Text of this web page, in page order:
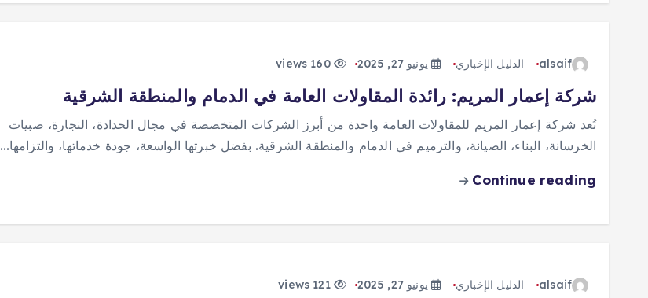
alsaif الدليل الإخباري يونيو 27, 2025 160 views
شركة إعمار المريم: رائدة المقاولات العامة في الدمام والمنطقة الشرقية
تُعد شركة إعمار المريم للمقاولات العامة واحدة من أبرز الشركات المتخصصة في مجال الحدادة، النجارة، صبيات
الخرسانة، البناء، الصيانة، والترميم في الدمام والمنطقة الشرقية. بفضل خبرتها الواسعة، جودة خدماتها، والتزامها…
Continue reading
alsaif الدليل الإخباري يونيو 27, 2025 121 views